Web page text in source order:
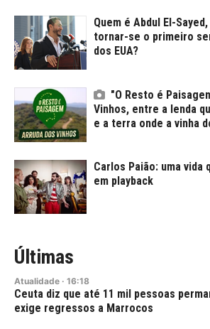
Quem é Abdul El-
tornar-se o primeiro
dos EUA?
"O Resto é
Vinhos, entre a lenda
e a terra onde a vinha
Carlos Paião: uma vida
em playback
Últimas
Atualidade · 16:18
Ceuta diz que até 11 mil pessoas
exige regressos a Marrocos